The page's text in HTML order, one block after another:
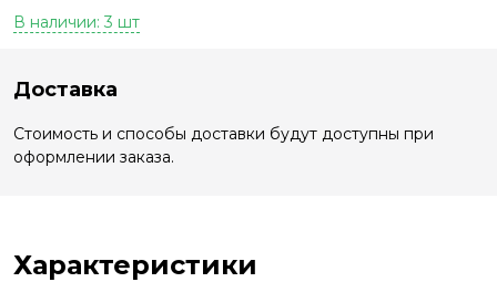
В наличии: 3 шт
Доставка
Стоимость и способы доставки будут доступны при
оформлении заказа.
Характеристики